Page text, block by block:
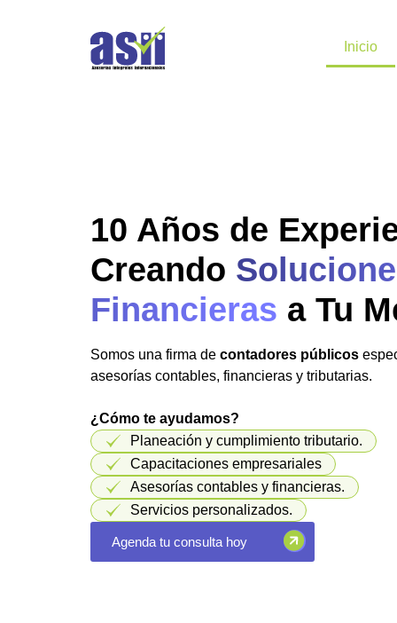
Inicio
10 Años de
Creando
Financieras a Tu
Somos una firma de contadores públicos
asesorías contables, financieras y tributarias.
¿Cómo te ayudamos?
Planeación y cumplimiento tributario.
Capacitaciones empresariales
Asesorías contables y financieras.
Servicios personalizados.
Agenda tu consulta hoy